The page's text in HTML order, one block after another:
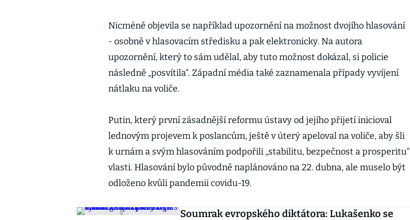
Nicméně objevila se například upozornění na možnost dvojího hlasování
- osobně v hlasovacím středisku a pak elektronicky. Na autora
upozornění, který to sám udělal, aby tuto možnost dokázal, si policie
následně „posvítila“. Západní média také zaznamenala případy vyvíjení
nátlaku na voliče.
Putin, který první zásadnější reformu ústavy od jejího přijetí inicioval
lednovým projevem k poslancům, ještě v úterý apeloval na voliče, aby šli
k urnám a svým hlasováním podpořili „stabilitu, bezpečnost a prosperitu“
vlasti. Hlasování bylo původně naplánováno na 22. dubna, ale muselo být
odloženo kvůli pandemii covidu-19.
Soumrak evropského diktátora: Lukašenko se